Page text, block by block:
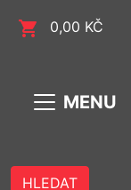
0,00 KČ
MENU
HLEDAT